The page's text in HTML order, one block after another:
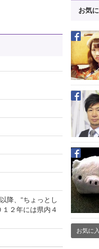
降、“ちょっとし
２年には県内４
お気
お気に